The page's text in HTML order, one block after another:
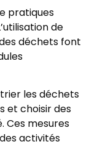
pratiques
de
déchets font
les déchets
et choisir des
Ces mesures
activités